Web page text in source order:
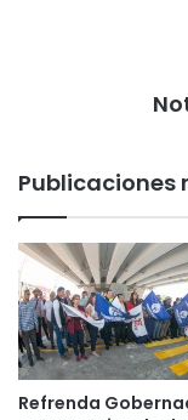
Publicaciones
Refrenda